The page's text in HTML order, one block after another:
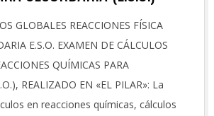
GLOBALES REACCIONES FÍSICA
E.S.O. EXAMEN DE CÁLCULOS
QUÍMICAS PARA
REALIZADO EN «EL PILAR»: La
en reacciones químicas, cálculos